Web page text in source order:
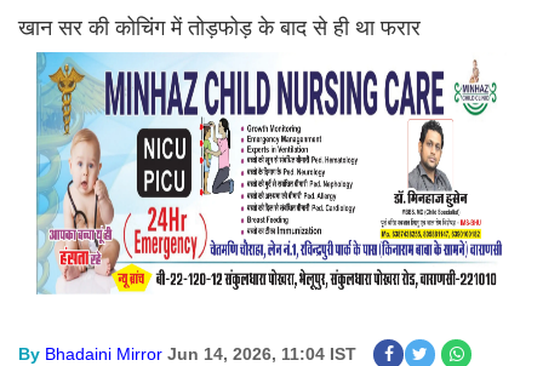
खान सर की कोचिंग में तोड़फोड़ के बाद से ही था फरार
By Bhadaini Mirror Jun 14, 2026, 11:04 IST